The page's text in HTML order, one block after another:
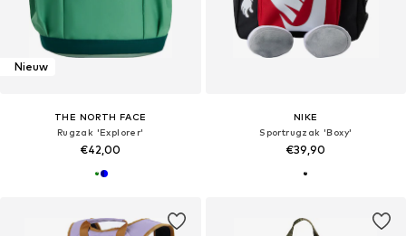
Nieuw
THE NORTH FACE
Rugzak 'Explorer'
€42,00
NIKE
Sportrugzak 'Boxy'
€39,90